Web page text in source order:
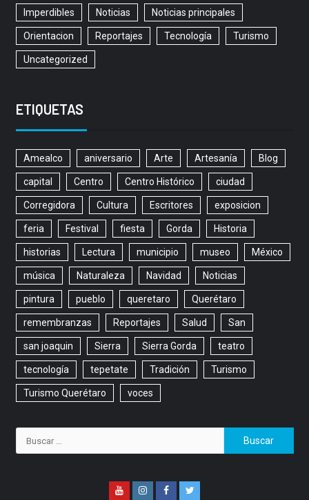
Imperdibles Noticias Noticias principales
Orientacion Reportajes Tecnología Turismo
Uncategorized
ETIQUETAS
Amealco aniversario Arte Artesanía Blog
capital Centro Centro Histórico ciudad
Corregidora Cultura Escritores exposicion
feria Festival fiesta Gorda Historia
historias Lectura municipio museo México
música Naturaleza Navidad Noticias
pintura pueblo queretaro Querétaro
remembranzas Reportajes Salud San
san joaquin Sierra Sierra Gorda teatro
tecnología tepetate Tradición Turismo
Turismo Querétaro voces